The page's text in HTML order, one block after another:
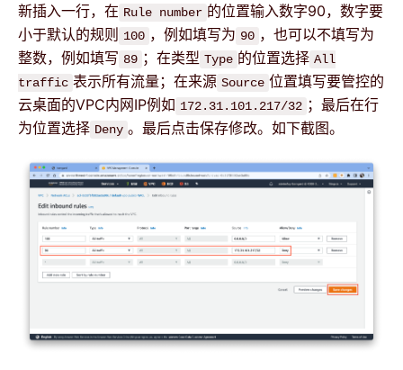
新插入一行，在 Rule number 的位置输入数字90，数字要
小于默认的规则 100 ，例如填写为 90 ，也可以不填写为
整数，例如填写 89 ；在类型 Type 的位置选择 All
traffic 表示所有流量；在来源 Source 位置填写要管控的
云桌面的VPC内网IP例如 172.31.101.217/32 ；最后在行
为位置选择 Deny 。最后点击保存修改。如下截图。